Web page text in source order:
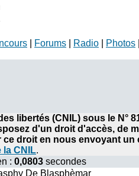
Forums Radio Photos
libertés (CNIL) sous le N°
d'un droit d'accès, de
droit en nous envoyant
la CNIL.
: 0,0803 secondes
De Blasphèmar